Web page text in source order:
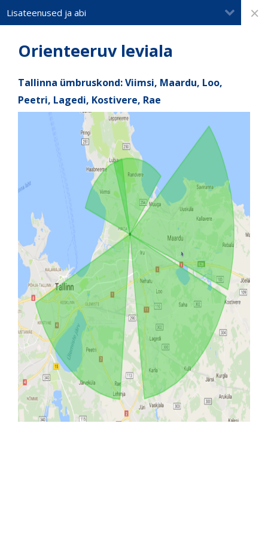
Lisateenused ja abi
×
Orienteeruv leviala
Tallinna ümbruskond: Viimsi, Maardu, Loo,
Peetri, Lagedi, Kostivere, Rae